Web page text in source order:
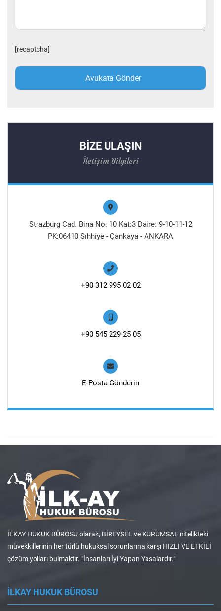
[recaptcha]
BİZE ULAŞIN
İletişim Bilgileri
Strazburg Cad. Bina No: 10 Kat:3 Daire: 9-10-11-12
PK:06410 Sıhhiye - Çankaya - ANKARA
+90 312 995 02 02
+90 545 229 25 05
E-Posta Gönderin
İLKAY HUKUK BÜROSU olarak, BİREYSEL ve KURUMSAL nitelikteki
müvekkillerinin her türlü hukuksal sorunlarına karşı HIZLI VE ETKİLİ
çözüm yolları bulmaktır. "İnsanları İyi Yapan Yasalardır."
İLKAY HUKUK BÜROSU